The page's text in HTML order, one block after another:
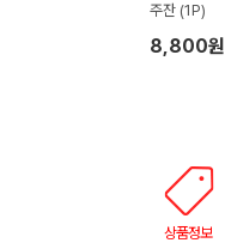
주잔 (1P)
8,800원
상품정보